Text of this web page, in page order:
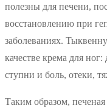
полезны для печени,
восстановлению при
заболеваниях.
качестве крема для
ступни и боль, отеки,
Таким образом,